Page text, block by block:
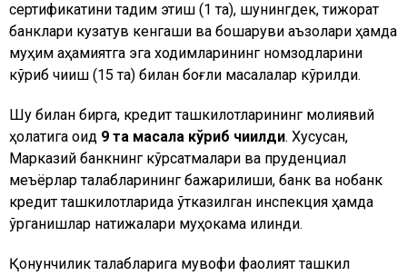
сертификатини тақдим этиш (1 та), шунингдек, тижорат
банклари кузатув кенгаши ва бошқаруви аъзолари ҳамда
муҳим аҳамиятга эга ходимларининг номзодларини
кўриб чиқиш (15 та) билан боғлиқ масалалар кўрилди.
Шу билан бирга, кредит ташкилотларининг молиявий
ҳолатига оид 9 та масала кўриб чиқилди. Хусусан,
Марказий банкнинг кўрсатмалари ва пруденциал
меъёрлар талабларининг бажарилиши, банк ва нобанк
кредит ташкилотларида ўтказилган инспекция ҳамда
ўрганишлар натижалари муҳокама қилинди.
Қонунчилик талабларига мувофиқ фаолият ташкил